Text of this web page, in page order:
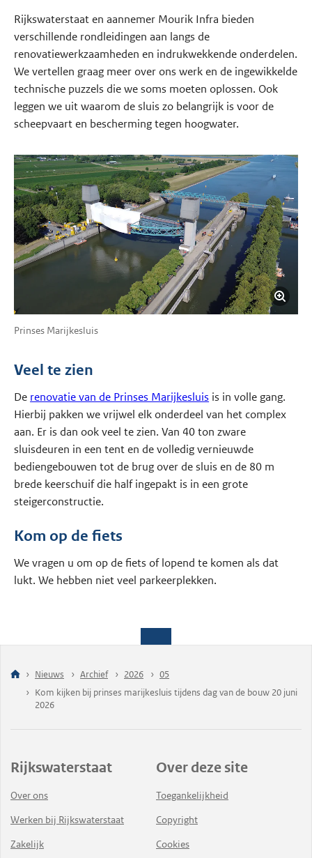
Rijkswaterstaat en aannemer Mourik Infra bieden
verschillende rondleidingen aan langs de
renovatiewerkzaamheden en indrukwekkende onderdelen.
We vertellen graag meer over ons werk en de ingewikkelde
technische puzzels die we soms moeten oplossen. Ook
leggen we uit waarom de sluis zo belangrijk is voor de
scheepvaart en bescherming tegen hoogwater.
Prinses Marijkesluis
Veel te zien
De renovatie van de Prinses Marijkesluis is in volle gang.
Hierbij pakken we vrijwel elk onderdeel van het complex
aan. Er is dan ook veel te zien. Van 40 ton zware
sluisdeuren in een tent en de volledig vernieuwde
bediengebouwen tot de brug over de sluis en de 80 m
brede keerschuif die half ingepakt is in een grote
steigerconstructie.
Kom op de fiets
We vragen u om op de fiets of lopend te komen als dat
lukt. We hebben niet veel parkeerplekken.
Nieuws Archief 2026
05
Kom kijken bij prinses marijkesluis tijdens dag van de bouw 20 juni
2026
Rijkswaterstaat
Over ons
Werken bij Rijkswaterstaat
Zakelijk
Over deze site
Toegankelijkheid
Copyright
Cookies